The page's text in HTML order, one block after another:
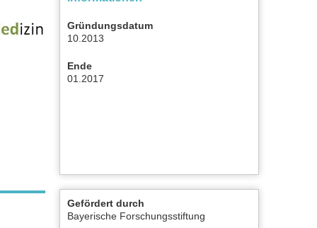
Gründungsdatum
10.2013
Ende
01.2017
Gefördert durch
Bayerische Forschungsstiftung